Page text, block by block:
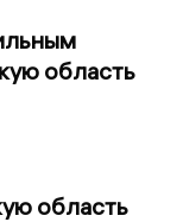
область
область